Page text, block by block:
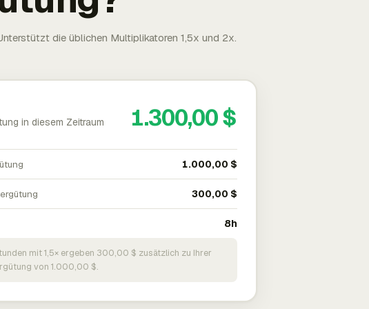
die üblichen Multiplikatoren 1,5x und 2x.
in diesem Zeitraum 1.300,00 $
1.000,00 $
300,00 $
8h
mit 1,5× ergeben 300,00 $ zusätzlich zu Ihrer
von 1.000,00 $.